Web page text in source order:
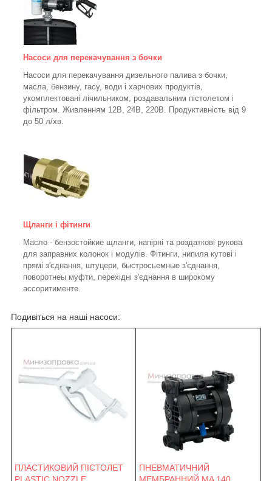
Насоси для перекачування з бочки
Насоси для перекачування дизельного палива з бочки,
масла, бензину, гасу, води і харчових продуктів,
укомплектовані лічильником, роздавальним пістолетом і
фільтром. Живленням 12В, 24В, 220В. Продуктивність від 9
до 50 л/хв.
Щланги і фітинги
Масло - бензостойкие щланги, напірні та роздаткові рукова
для заправних колонок і модулів. Фітинги, нипиля кутові і
прямі з'єднання, штуцери, быстросьемные з'єднання,
поворотнеы муфти, перехідні з'єднання в широкому
ассоритименте.
Подивіться на наші насоси:
ПЛАСТИКОВИЙ ПІСТОЛЕТ
ПНЕВМАТИЧНИЙ